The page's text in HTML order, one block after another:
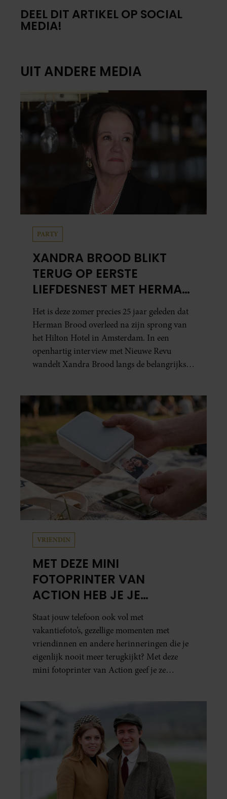
DEEL DIT ARTIKEL OP SOCIAL
MEDIA!
UIT ANDERE MEDIA
PARTY
XANDRA BROOD BLIKT
TERUG OP EERSTE
LIEFDESNEST MET HERMAN
BROOD: “HIER IS LOLA
GEBOREN”
Het is deze zomer precies 25 jaar geleden dat
Herman Brood overleed na zijn sprong van
het Hilton Hotel in Amsterdam. In een
openhartig interview met Nieuwe Revu
wandelt Xandra Brood langs de belangrijkste
Leidsedwarsstraat roept een stortvloed aan
herinneringen op. Daar begon hun leven
samen en werd dochter Lola geboren.
VRIENDIN
MET DEZE MINI
FOTOPRINTER VAN
ACTION HEB JE JE
FAVORIETE FOTO’S BINNEN
ÉÉN MINUUT IN HANDEN
Staat jouw telefoon ook vol met
vakantiefoto’s, gezellige momenten met
vriendinnen en andere herinneringen die je
eigenlijk nooit meer terugkijkt? Met deze
mini fotoprinter van Action geef je ze
al in handen.